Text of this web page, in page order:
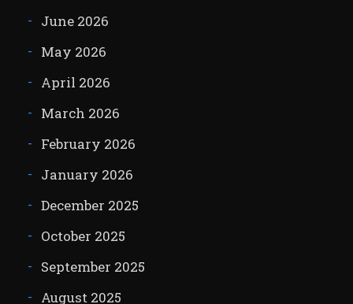
June 2026
May 2026
April 2026
March 2026
February 2026
January 2026
December 2025
October 2025
September 2025
August 2025